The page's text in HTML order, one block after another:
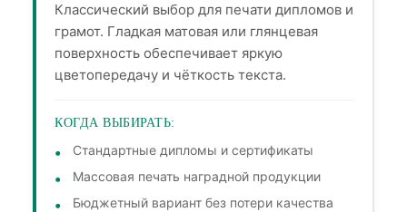
Классический выбор для печати дипломов и
грамот. Гладкая матовая или глянцевая
поверхность обеспечивает яркую
цветопередачу и чёткость текста.
КОГДА ВЫБИРАТЬ:
Стандартные дипломы и сертификаты
Массовая печать наградной продукции
Бюджетный вариант без потери качества